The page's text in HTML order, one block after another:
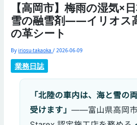
【高岡市】梅雨の湿気×
雪の融雪剤——イリオス
の革シート
Byiriosu-takaoka/2026-06-09
業務日誌
「北陸の車内は、海と雪の
受けます」——富山県高岡